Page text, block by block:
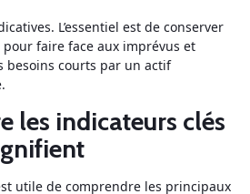
L’essentiel est de conserver
faire face aux imprévus et
besoins courts par un actif
les indicateurs clés
utile de comprendre les principaux